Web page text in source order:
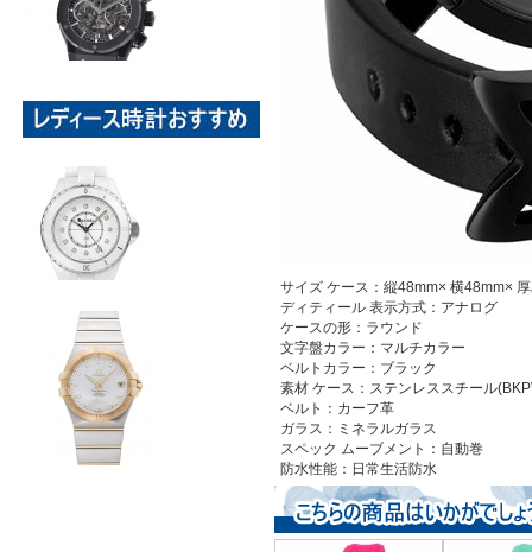
サイズ ケース：縦48mm× 横48mm×
ディティール 表示方式：アナログ
ケースの形：ラウンド
文字盤カラー：マルチカラー
ベルトカラー：ブラック
素材 ケース：ステンレススチール
ベルト：カーフ革
ガラス：ミネラルガラス
スペック ムーブメント：自動巻
防水性能：日常生活防水